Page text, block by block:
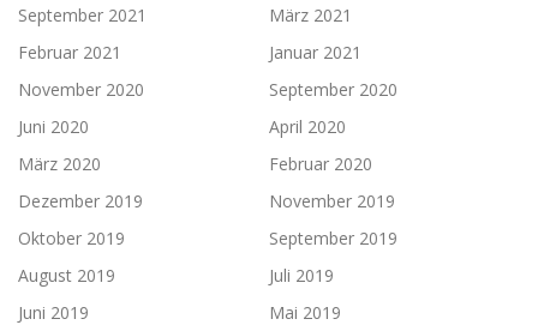
September 2021
März 2021
Februar 2021
Januar 2021
November 2020
September 2020
Juni 2020
April 2020
März 2020
Februar 2020
Dezember 2019
November 2019
Oktober 2019
September 2019
August 2019
Juli 2019
Juni 2019
Mai 2019